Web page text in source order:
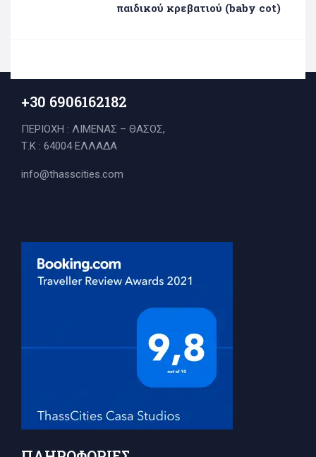
παιδικού κρεβατιού (baby cot)
+30 6906162182
ΠΕΡΙΟΧΗ : ΛΙΜΕΝΑΣ – ΘΑΣΟΣ,
Τ.Κ : 64004 ΕΛΛΑΔΑ
info@thasscities.com